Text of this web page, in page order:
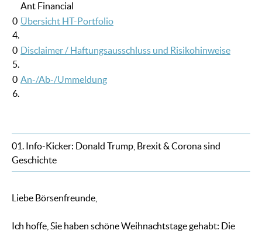
Ant Financial
0
4.
Übersicht HT-Portfolio
0
5.
Disclaimer / Haftungsausschluss und Risikohinweise
0
6.
An-/Ab-/Ummeldung
01. Info-Kicker: Donald Trump, Brexit & Corona sind
Geschichte
Liebe Börsenfreunde,
Ich hoffe, Sie haben schöne Weihnachtstage gehabt: Die